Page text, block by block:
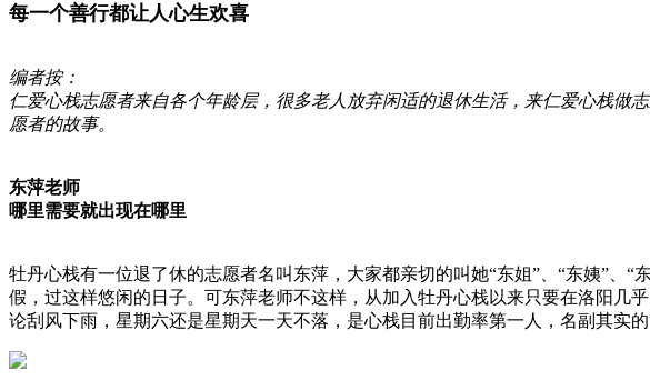
每一个善行都让人心生欢喜
编者按：
仁爱心栈志愿者来自各个年龄层，很多老人放弃闲适的退休生活，来仁爱心栈做
愿者的故事。
东萍老师
哪里需要就出现在哪里
牡丹心栈有一位退了休的志愿者名叫东萍，大家都亲切的叫她“东姐”、“东姨”、
假，过这样悠闲的日子。可东萍老师不这样，从加入牡丹心栈以来只要在洛阳几
论刮风下雨，星期六还是星期天一天不落，是心栈目前出勤率第一人，名副其实的